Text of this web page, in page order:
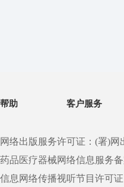
帮助 客户服务
网络出版服务许可证：(署)网
药品医疗器械网络信息服务
信息网络传播视听节目许可